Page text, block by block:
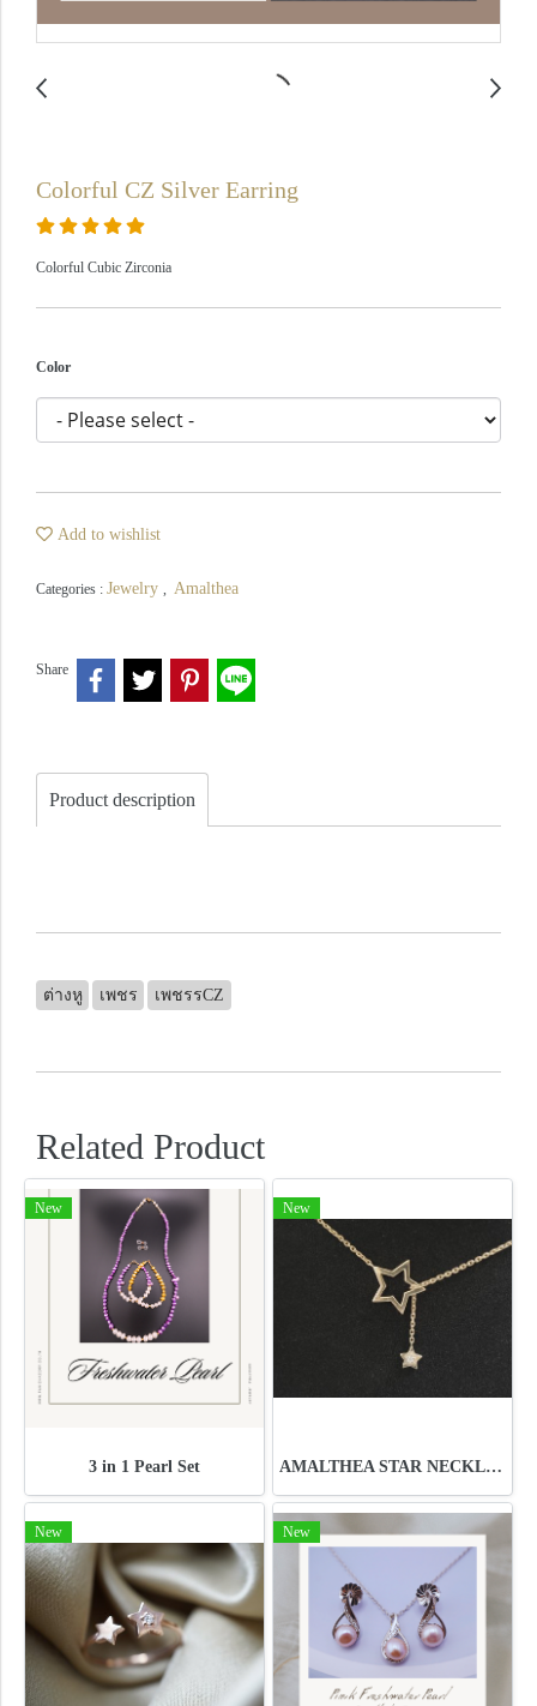
Colorful CZ Silver Earring
Colorful Cubic Zirconia
Color
Add to wishlist
Categories : Jewelry , Amalthea
Share
Product description
ต่างหู เพชร เพชรรCZ
Related Product
New
3 in 1 Pearl Set
New
AMALTHEA STAR NECKLACE
New New